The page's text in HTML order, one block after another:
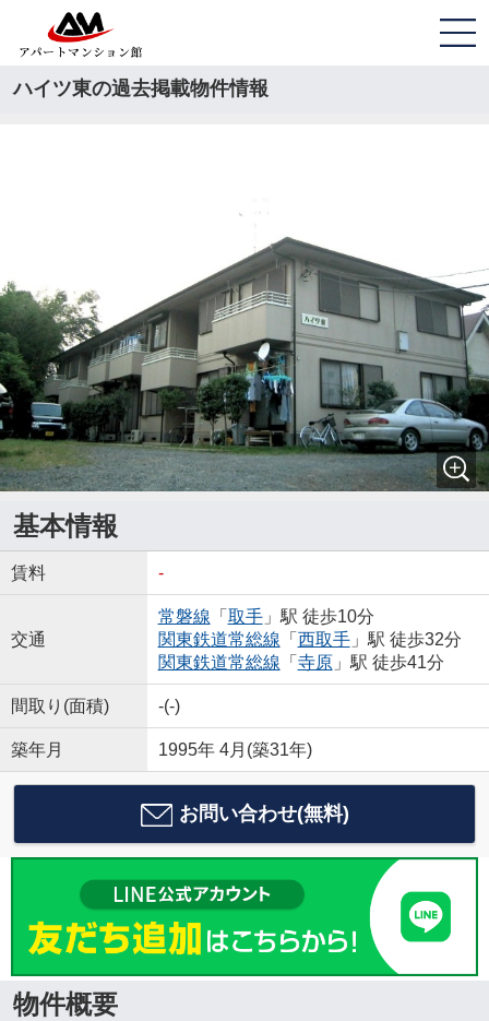
ハイツ東の過去掲載物件情報
基本情報
賃料 -
交通
常磐線 「 取手」駅 徒歩10分
関東鉄道常総線 「 西取手」駅 徒歩32分
関東鉄道常総線 「 寺原」駅 徒歩41分
間取り(面積) -(-)
築年月 1995年 4月(築31年)
お問い合わせ(無料)
物件概要